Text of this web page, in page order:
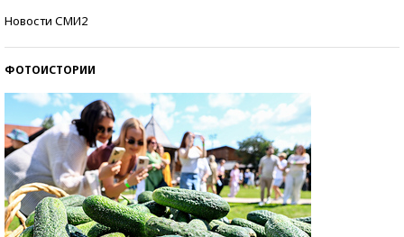
стобалльников?
Новости СМИ2
ФОТОИСТОРИИ